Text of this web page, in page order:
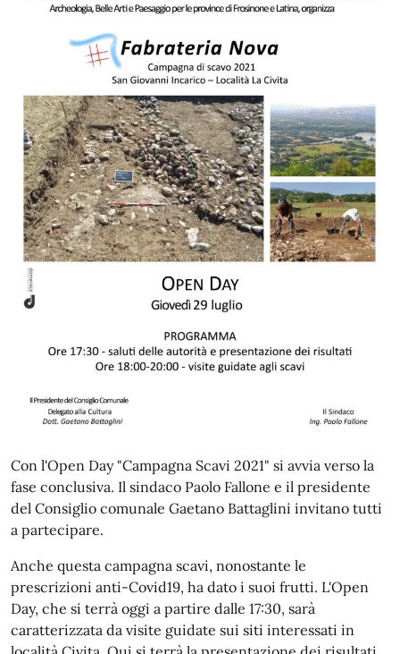
Con l'Open Day "Campagna Scavi 2021" si avvia verso la
fase conclusiva. Il sindaco Paolo Fallone e il presidente
del Consiglio comunale Gaetano Battaglini invitano tutti
a partecipare.
Anche questa campagna scavi, nonostante le
prescrizioni anti-Covid19, ha dato i suoi frutti. L'Open
Day, che si terrà oggi a partire dalle 17:30, sarà
caratterizzata da visite guidate sui siti interessati in